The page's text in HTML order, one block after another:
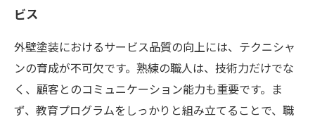
ビス
外壁塗装におけるサービス品質の向上には、テクニシャ
ンの育成が不可欠です。熟練の職人は、技術力だけでな
く、顧客とのコミュニケーション能力も重要です。ま
ず、教育プログラムをしっかりと組み立てることで、職